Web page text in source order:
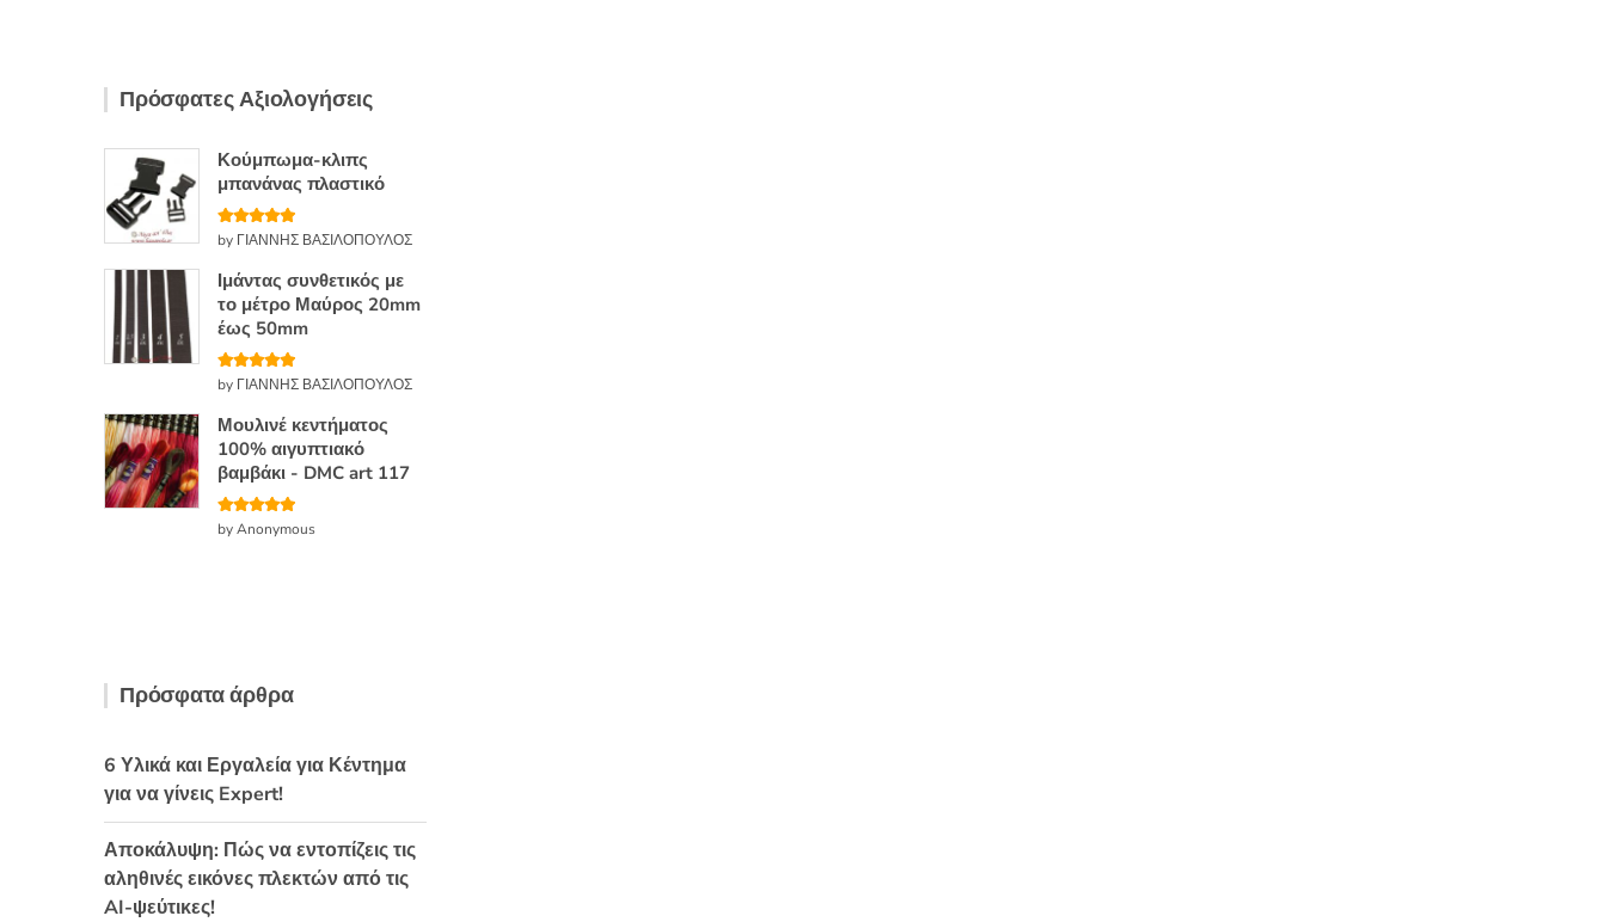
Πρόσφατες Αξιολογήσεις
Κούμπωμα-κλιπς
μπανάνας πλαστικό
Βαθμολογή
θηκε με5
by ΓΙΑΝΝΗΣ ΒΑΣΙΛΟΠΟΥΛΟΣ
Ιμάντας συνθετικός με
το μέτρο Μαύρος 20mm
έως 50mm
Βαθμολογή
θηκε με5
by ΓΙΑΝΝΗΣ ΒΑΣΙΛΟΠΟΥΛΟΣ
Μουλινέ κεντήματος
100% αιγυπτιακό
βαμβάκι - DMC art 117
Βαθμολογή
θηκε με5
by Anonymous
Πρόσφατα άρθρα
6 Υλικά και Εργαλεία για Κέντημα
για να γίνεις Expert!
Αποκάλυψη: Πώς να εντοπίζεις τις
αληθινές εικόνες πλεκτών από τις
AI-ψεύτικες!